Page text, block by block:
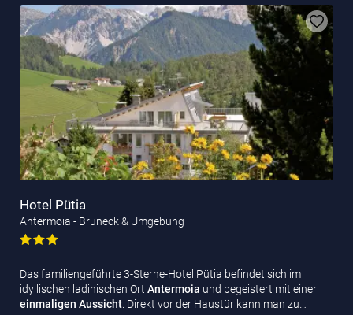
Hotel Pütia
Antermoia - Bruneck & Umgebung
Das familiengeführte 3-Sterne-Hotel Pütia befindet sich im
idyllischen ladinischen Ort Antermoia und begeistert mit einer
einmaligen Aussicht . Direkt vor der Haustür kann man zu…